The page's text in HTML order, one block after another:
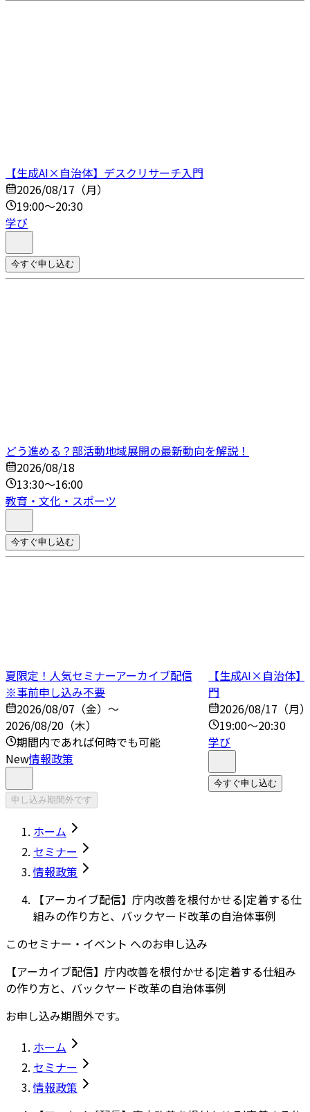
【生成AI×自治体】デスクリサーチ入門
2026/08/17（月）
19:00～20:30
学び
今すぐ申し込む
どう進める？部活動地域展開の最新動向を解説！
2026/08/18
13:30～16:00
教育・文化・スポーツ
今すぐ申し込む
夏限定！人気セミナーアーカイブ配信
※事前申し込み不要
2026/08/07（金）～
2026/08/20（木）
期間内であれば何時でも可能
New情報政策
申し込み期間外です
【生成AI×自治体
門
2026/08/17（月
19:00～20:30
学び
今すぐ申し込む
ホーム
セミナー
情報政策
【アーカイブ配信】庁内改善を根付かせる|定着する仕
組みの作り方と、バックヤード改革の自治体事例
このセミナー・イベント へのお申し込み
【アーカイブ配信】庁内改善を根付かせる|定着する仕組み
の作り方と、バックヤード改革の自治体事例
お申し込み期間外です。
ホーム
セミナー
情報政策